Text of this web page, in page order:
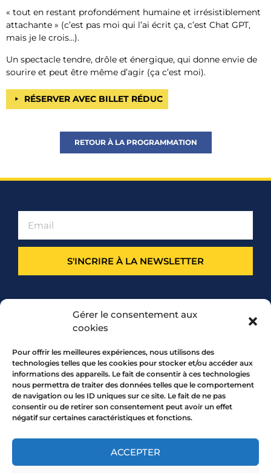
Gérer le consentement aux
cookies
Pour offrir les meilleures expériences, nous utilisons des
technologies telles que les cookies pour stocker et/ou accéder aux
informations des appareils. Le fait de consentir à ces technologies
nous permettra de traiter des données telles que le comportement
de navigation ou les ID uniques sur ce site. Le fait de ne pas
consentir ou de retirer son consentement peut avoir un effet
négatif sur certaines caractéristiques et fonctions.
ACCEPTER
« tout en restant profondément humaine et irrésistiblement
attachante » (c’est pas moi qui l’ai écrit ça, c’est Chat GPT,
mais je le crois…).
Un spectacle tendre, drôle et énergique, qui donne envie de
sourire et peut être même d’agir (ça c’est moi).
RÉSERVER AVEC BILLET RÉDUC
RETOUR À LA PROGRAMMATION
S'INCRIRE À LA NEWSLETTER